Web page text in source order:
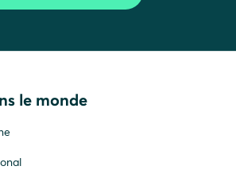
le monde